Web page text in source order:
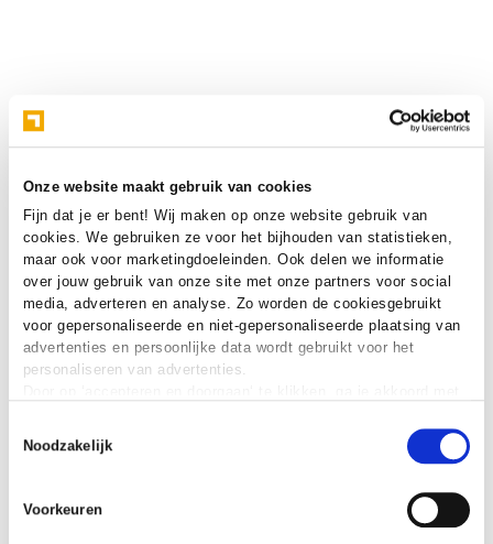
Onze website maakt gebruik van cookies
Fijn dat je er bent! Wij maken op onze website gebruik van
cookies. We gebruiken ze voor het bijhouden van statistieken,
maar ook voor marketingdoeleinden. Ook delen we informatie
over jouw gebruik van onze site met onze partners voor social
media, adverteren en analyse. Zo worden de cookiesgebruikt
voor gepersonaliseerde en niet-gepersonaliseerde plaatsing van
advertenties en persoonlijke data wordt gebruikt voor het
personaliseren van advertenties.
verklaring.
Noodzakelijk
Voorkeuren